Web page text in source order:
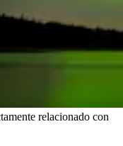
relacionado con